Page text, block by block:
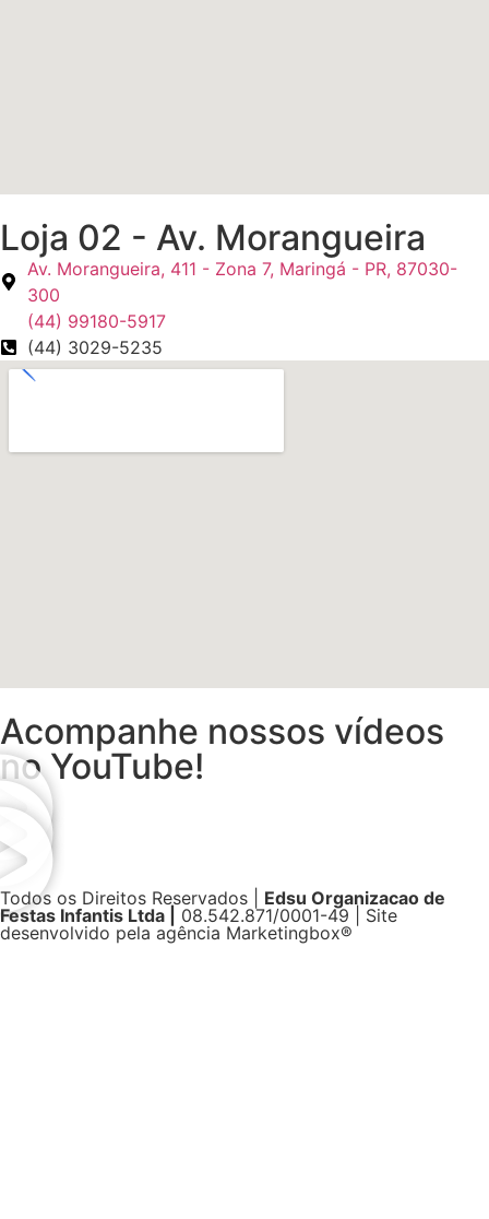
Loja 02 - Av. Morangueira
Av. Morangueira, 411 - Zona 7, Maringá - PR, 87030-
300
(44) 99180-5917
(44) 3029-5235
Acompanhe nossos vídeos
no YouTube!
Todos os Direitos Reservados | Edsu Organizacao de
Festas Infantis Ltda |
08.542.871/0001-49 | Site
desenvolvido pela agência Marketingbox®